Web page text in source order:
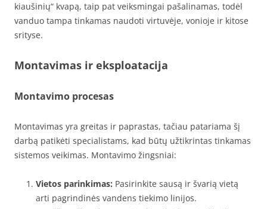
kiaušinių“ kvapą, taip pat veiksmingai pašalinamas, todėl
vanduo tampa tinkamas naudoti virtuvėje, vonioje ir kitose
srityse.
Montavimas ir eksploatacija
Montavimo procesas
Montavimas yra greitas ir paprastas, tačiau patariama šį
darbą patikėti specialistams, kad būtų užtikrintas tinkamas
sistemos veikimas. Montavimo žingsniai:
Vietos parinkimas: Pasirinkite sausą ir švarią vietą
arti pagrindinės vandens tiekimo linijos.